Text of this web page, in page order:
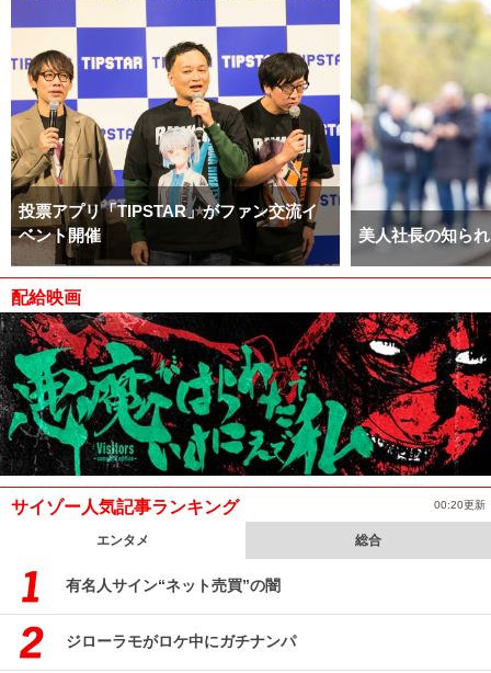
投票アプリ「TIPSTAR」がファン交流イ
ベント開催
美人社長の知ら
配給映画
サイゾー人気記事ランキング 00:20更新
エンタメ 総合
有名人サイン“ネット売買”の闇
ジローラモがロケ中にガチナンパ